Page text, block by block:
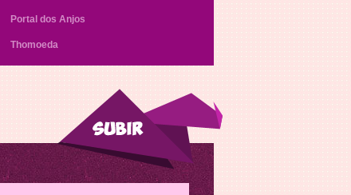
Portal dos Anjos
Thomoeda